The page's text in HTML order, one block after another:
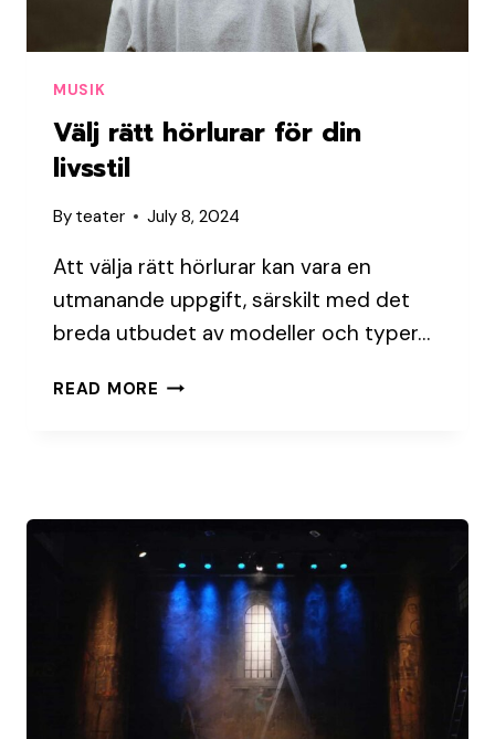
MUSIK
Välj rätt hörlurar för din
livsstil
By teater July 8, 2024
Att välja rätt hörlurar kan vara en
utmanande uppgift, särskilt med det
breda utbudet av modeller och typer…
READ MORE VÄLJ
LIVSSTIL